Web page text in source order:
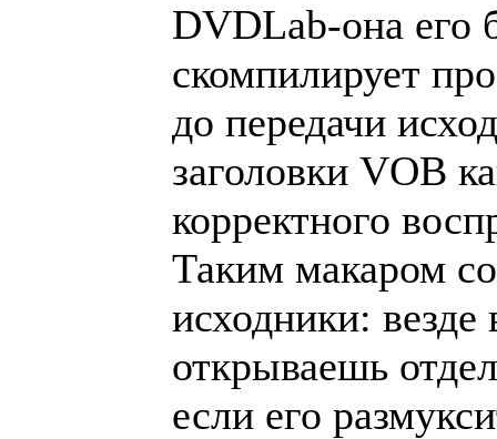
DVDLab-она его
скомпилирует
до передачи
заголовки VOB
корректного
Таким макаром
исходники:
открываешь
если его